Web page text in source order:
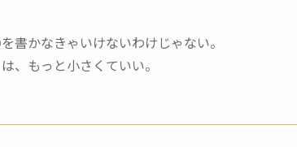
書かなきゃいけないわけじゃない。
、もっと小さくていい。